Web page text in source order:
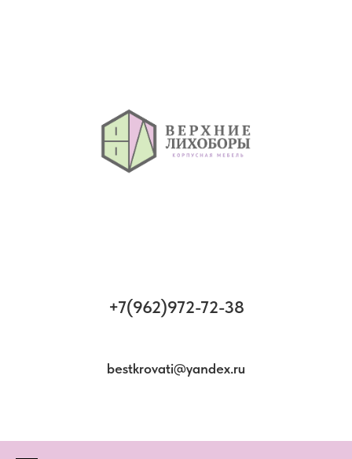
+7(962)972-72-38
bestkrovati@yandex.ru